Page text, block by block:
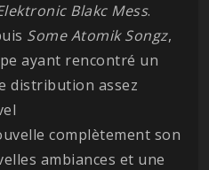
Blakc Mess.
Some Atomik Songz,
ayant rencontré un
distribution assez
complètement son
ambiances et une